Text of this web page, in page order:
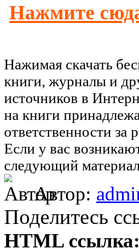
Нажмите
Нажимая скачать
книги, журналы и
источников в
на книги
ответственности за
Если у вас
следующий
Автор:
Поделитесь
HTML ссылка: